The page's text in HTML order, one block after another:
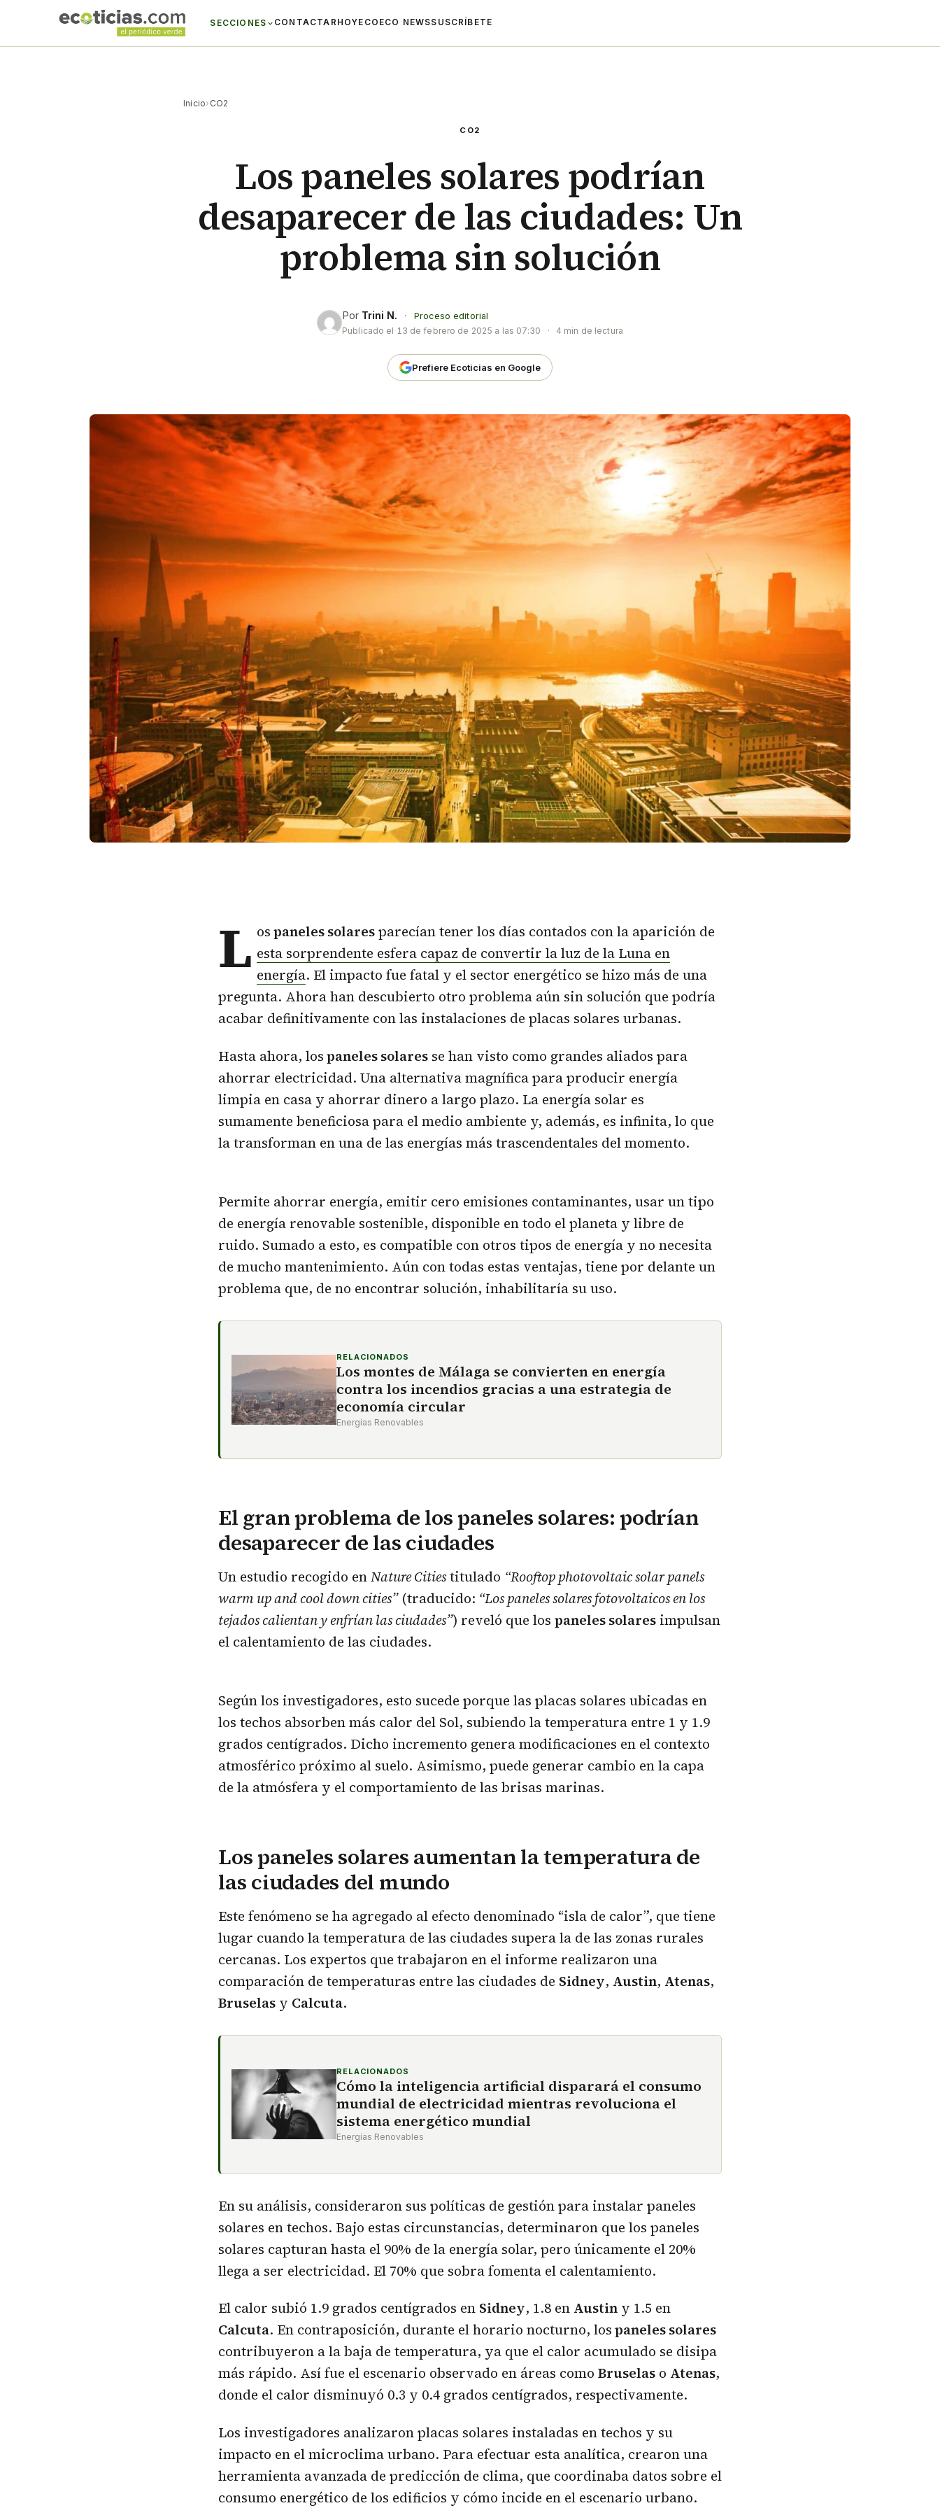
SECCIONES CONTACTAR HOYECO ECO NEWSSUSCRÍBETE
Inicio› CO2
CO2
Los paneles solares podrían
desaparecer de las ciudades: Un
problema sin solución
Por Trini N. ·
Proceso editorial
Publicado el 13 de febrero de 2025 a las 07:30 · 4 min de lectura
Prefiere Ecoticias en Google
L ospaneles solaresparecían tener los días contados con la aparición de
esta sorprendente esfera capaz de convertir la luz de la Luna en
energía. El impacto fue fatal y el sector energético se hizo más de una
pregunta. Ahora han descubierto otro problema aún sin solución que podría
acabar definitivamente con las instalaciones de placas solares urbanas.
Hasta ahora, lospaneles solares se han visto como grandes aliados para
ahorrar electricidad. Una alternativa magnífica para producir energía
limpia en casa y ahorrar dinero a largo plazo. La energía solar es
sumamente beneficiosa para el medio ambiente y, además, es infinita, lo que
la transforman en una de las energías más trascendentales del momento.
Permite ahorrar energía, emitir cero emisiones contaminantes, usar un tipo
de energía renovable sostenible, disponible en todo el planeta y libre de
ruido. Sumado a esto, es compatible con otros tipos de energía y no necesita
de mucho mantenimiento. Aún con todas estas ventajas, tiene por delante un
problema que, de no encontrar solución, inhabilitaría su uso.
RELACIONADOS
Los montes de Málaga se convierten en energía
contra los incendios gracias a una estrategia de
economía circular
Energías Renovables
El gran problema de los paneles solares: podrían
desaparecer de las ciudades
Un estudio recogido enNature Citiestitulado “Rooftop photovoltaic solar panels
warm up and cool down cities”(traducido: “Los paneles solares fotovoltaicos en los
tejados calientan y enfrían las ciudades”) reveló que los paneles solaresimpulsan
el calentamiento de las ciudades.
Según los investigadores, esto sucede porque las placas solares ubicadas en
los techos absorben más calor del Sol, subiendo la temperatura entre 1 y 1.9
grados centígrados. Dicho incremento genera modificaciones en el contexto
atmosférico próximo al suelo. Asimismo, puede generar cambio en la capa
de la atmósfera y el comportamiento de las brisas marinas.
Los paneles solares aumentan la temperatura de
las ciudades del mundo
Este fenómeno se ha agregado al efecto denominado “isla de calor”, que tiene
lugar cuando la temperatura de las ciudades supera la de las zonas rurales
cercanas. Los expertos que trabajaron en el informe realizaron una
comparación de temperaturas entre las ciudades de Sidney, Austin, Atenas,
Bruselas y Calcuta.
RELACIONADOS
Cómo la inteligencia artificial disparará el consumo
mundial de electricidad mientras revoluciona el
sistema energético mundial
Energías Renovables
En su análisis, consideraron sus políticas de gestión para instalar paneles
solares en techos. Bajo estas circunstancias, determinaron que los paneles
solares capturan hasta el 90% de la energía solar, pero únicamente el 20%
llega a ser electricidad. El 70% que sobra fomenta el calentamiento.
El calor subió 1.9 grados centígrados en Sidney, 1.8 en Austin y 1.5 en
Calcuta. En contraposición, durante el horario nocturno, lospaneles solares
contribuyeron a la baja de temperatura, ya que el calor acumulado se disipa
más rápido. Así fue el escenario observado en áreas como Bruselas o Atenas,
donde el calor disminuyó 0.3 y 0.4 grados centígrados, respectivamente.
Los investigadores analizaron placas solares instaladas en techos y su
impacto en el microclima urbano. Para efectuar esta analítica, crearon una
herramienta avanzada de predicción de clima, que coordinaba datos sobre el
consumo energético de los edificios y cómo incide en el escenario urbano.